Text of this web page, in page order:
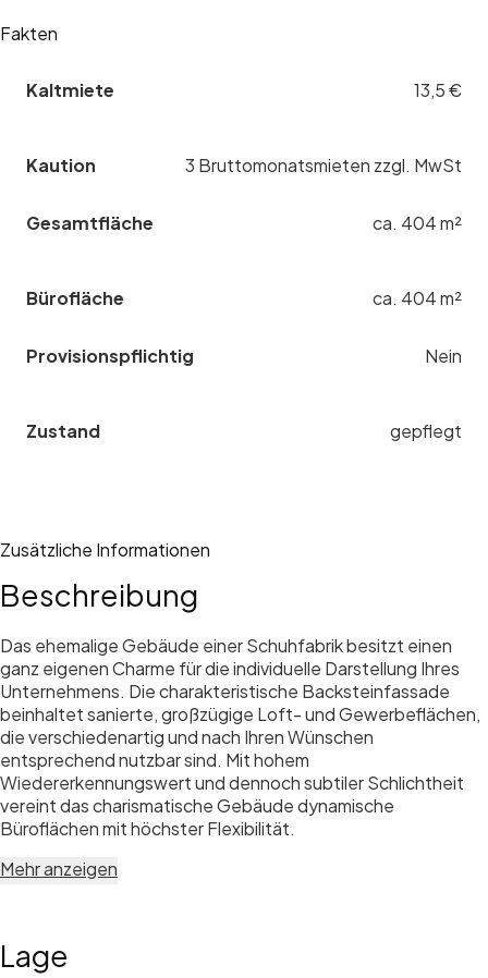
Fakten
Kaltmiete 13,5 €
Kaution 3 Bruttomonatsmieten zzgl. MwSt
Gesamtfläche ca. 404 m²
Bürofläche ca. 404 m²
Provisionspflichtig Nein
Zustand gepflegt
Zusätzliche Informationen
Beschreibung
Das ehemalige Gebäude einer Schuhfabrik besitzt einen
ganz eigenen Charme für die individuelle Darstellung Ihres
Unternehmens. Die charakteristische Backsteinfassade
beinhaltet sanierte, großzügige Loft- und Gewerbeflächen,
die verschiedenartig und nach Ihren Wünschen
entsprechend nutzbar sind. Mit hohem
Wiedererkennungswert und dennoch subtiler Schlichtheit
vereint das charismatische Gebäude dynamische
Büroflächen mit höchster Flexibilität.
Mehr anzeigen
Lage